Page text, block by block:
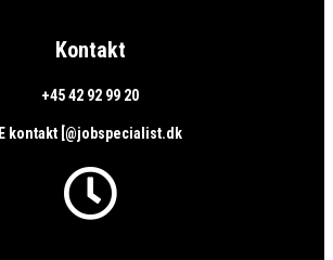
Kontakt
+45 42 92 99 20
E kontakt [@jobspecialist.dk
